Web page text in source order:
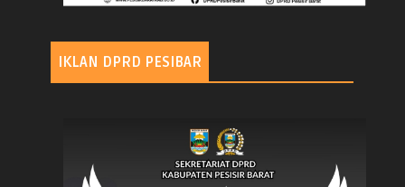
IKLAN DPRD PESIBAR